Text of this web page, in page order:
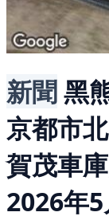
新聞黑
京都市
賀茂車
2026年